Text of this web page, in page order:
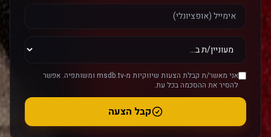
אני מאשר/ת קבלת הצעות שיווקיות מ-msdb.tv ומשותפיה. אפשר
להסיר את ההסכמה בכל עת.
קבל הצעה